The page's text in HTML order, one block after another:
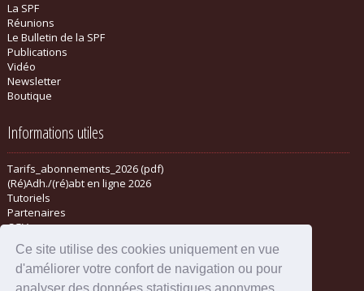
Ce site utilise des cookies uniquement en vue
d'améliorer votre confort de navigation ou pour
analyser des données statistiques anonymes.
La SPF
Réunions
Le Bulletin de la SPF
Publications
Vidéo
Newsletter
Boutique
Informations utiles
Tarifs_abonnements_2026 (pdf)
(Ré)Adh./(ré)abt en ligne 2026
Tutoriels
Partenaires
CGV